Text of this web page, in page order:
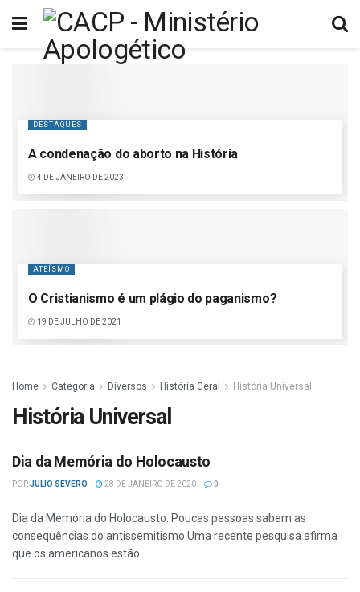
DESTAQUES
A condenação do aborto na História
4 DE JANEIRO DE 2023
ATEÍSMO
O Cristianismo é um plágio do paganismo?
19 DE JULHO DE 2021
Home Categoria Diversos História Geral História Universal
História Universal
Dia da Memória do Holocausto
PORJULIO SEVERO 28 DE JANEIRO DE 2020 0
Dia da Memória do Holocausto: Poucas pessoas sabem as
consequências do antissemitismo Uma recente pesquisa afirma
que os americanos estão...